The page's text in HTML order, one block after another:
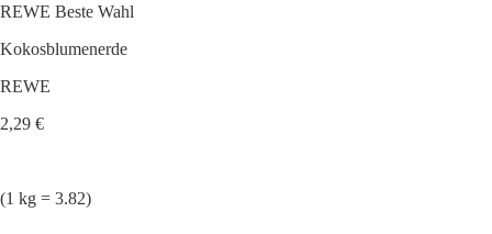
REWE Beste Wahl
Kokosblumenerde
REWE
2,29 €
(1 kg = 3.82)